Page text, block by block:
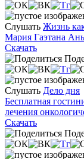
Слушать Жизнь
Мария Гаэтана
Скачать
Слушать Дело дня
Бесплатная
лечения
Скачать